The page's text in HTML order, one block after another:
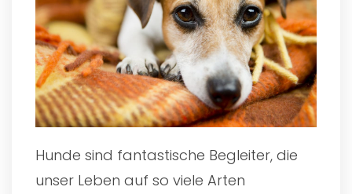
Hunde sind fantastische Begleiter, die
unser Leben auf so viele Arten